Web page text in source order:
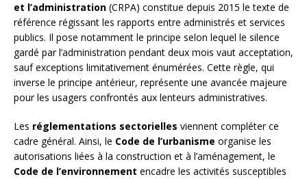
et l’administration (CRPA) constitue depuis 2015 le texte de
référence régissant les rapports entre administrés et services
publics. Il pose notamment le principe selon lequel le silence
gardé par l’administration pendant deux mois vaut acceptation,
sauf exceptions limitativement énumérées. Cette règle, qui
inverse le principe antérieur, représente une avancée majeure
pour les usagers confrontés aux lenteurs administratives.
Les réglementations sectorielles viennent compléter ce
cadre général. Ainsi, le Code de l’urbanisme organise les
autorisations liées à la construction et à l’aménagement, le
Code de l’environnement encadre les activités susceptibles